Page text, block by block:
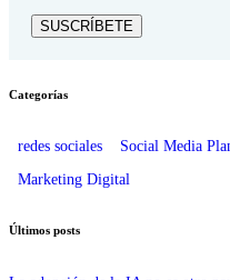
Categorías
redes sociales Social Media
Marketing Digital
Últimos posts